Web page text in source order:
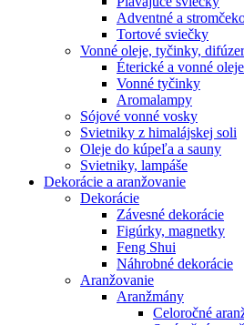
Adventné a
Tortové sviečky
Vonné oleje, tyčinky,
Éterické a vonné oleje
Vonné tyčinky
Aromalampy
Sójové vonné vosky
Svietniky z himalájskej soli
Oleje do kúpeľa a sauny
Svietniky, lampáše
Dekorácie a aranžovanie
Dekorácie
Závesné dekorácie
Figúrky, magnetky
Feng Shui
Náhrobné dekorácie
Aranžovanie
Aranžmány
Celoročné